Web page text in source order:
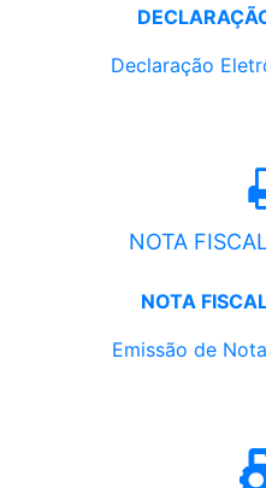
Declaração
NOTA
NOTA
Emissão de